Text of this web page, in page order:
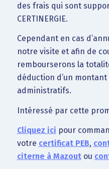
des frais qui sont
CERTINERGIE.
Cependant en cas
notre visite et afin de
rembourserons la
déduction d’un
administratifs.
Intéressé par cette
Cliquez ici pour
votre certificat PEB,
citerne à Mazoutou